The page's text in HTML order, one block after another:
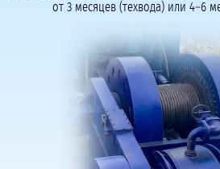
от 3 месяцев (техвода) или 4–6